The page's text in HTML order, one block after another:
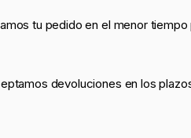
tu pedido en el menor
devoluciones en los